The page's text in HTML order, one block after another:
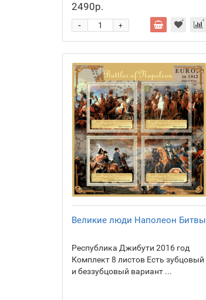
2490р.
+
-
Великие люди Наполеон Битвы
Республика Джибути 2016 год
Комплект 8 листов Есть зубцовый
и беззубцовый вариант ...